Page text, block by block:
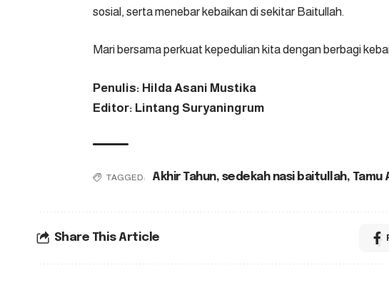
sosial, serta menebar kebaikan di sekitar Baitullah.
Mari bersama perkuat kepedulian kita dengan berbagi
Penulis: Hilda Asani Mustika
Editor: Lintang Suryaningrum
TAGGED: Akhir Tahun, sedekah nasi baitullah, Tamu
Share This Article